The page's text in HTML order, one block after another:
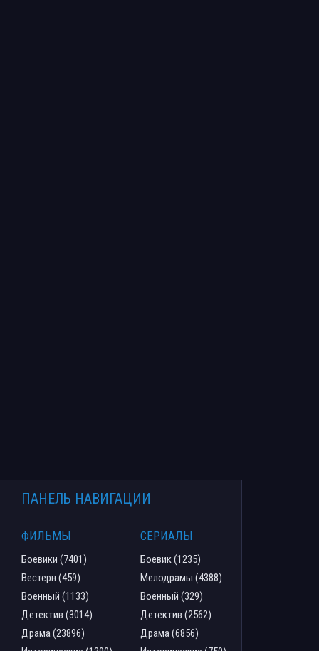
ПАНЕЛЬ НАВИГАЦИИ
ФИЛЬМЫ
Боевики (7401)
Вестерн (459)
Военный (1133)
Детектив (3014)
Драма (23896)
СЕРИАЛЫ
Боевик (1235)
Мелодрамы (4388)
Военный (329)
Детектив (2562)
Драма (6856)